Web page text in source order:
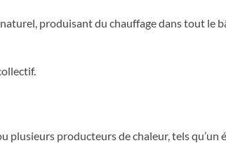
naturel, produisant du chauffage dans tout le
producteurs de chaleur, tels qu’un